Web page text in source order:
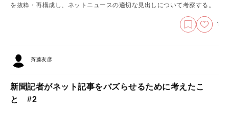
を抜粋・再構成し、ネットニュースの適切な見出しについて考察する。
1
斉藤友彦
新聞記者がネット記事をバズらせるために考えたこ
と #2